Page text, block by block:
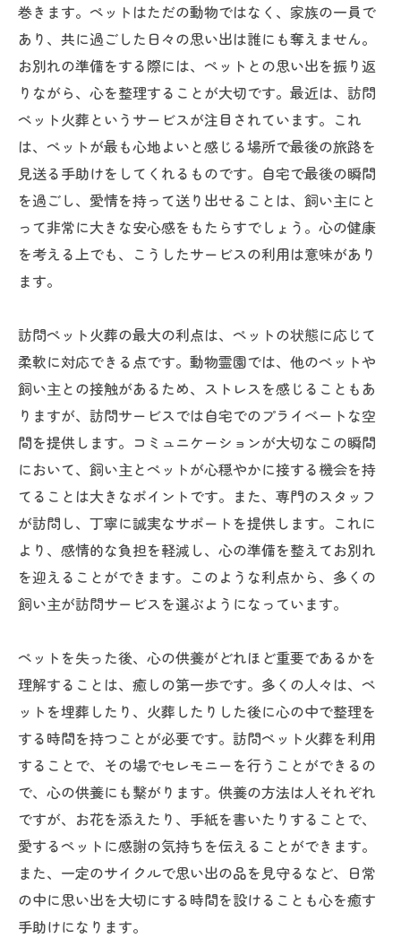
巻きます。ペットはただの動物ではなく、家族の一員で
あり、共に過ごした日々の思い出は誰にも奪えません。
お別れの準備をする際には、ペットとの思い出を振り返
りながら、心を整理することが大切です。最近は、訪問
ペット火葬というサービスが注目されています。これ
は、ペットが最も心地よいと感じる場所で最後の旅路を
見送る手助けをしてくれるものです。自宅で最後の瞬間
を過ごし、愛情を持って送り出せることは、飼い主にと
って非常に大きな安心感をもたらすでしょう。心の健康
を考える上でも、こうしたサービスの利用は意味があり
ます。
訪問ペット火葬の最大の利点は、ペットの状態に応じて
柔軟に対応できる点です。動物霊園では、他のペットや
飼い主との接触があるため、ストレスを感じることもあ
りますが、訪問サービスでは自宅でのプライベートな空
間を提供します。コミュニケーションが大切なこの瞬間
において、飼い主とペットが心穏やかに接する機会を持
てることは大きなポイントです。また、専門のスタッフ
が訪問し、丁寧に誠実なサポートを提供します。これに
より、感情的な負担を軽減し、心の準備を整えてお別れ
を迎えることができます。このような利点から、多くの
飼い主が訪問サービスを選ぶようになっています。
ペットを失った後、心の供養がどれほど重要であるかを
理解することは、癒しの第一歩です。多くの人々は、ペ
ットを埋葬したり、火葬したりした後に心の中で整理を
する時間を持つことが必要です。訪問ペット火葬を利用
することで、その場でセレモニーを行うことができるの
で、心の供養にも繋がります。供養の方法は人それぞれ
ですが、お花を添えたり、手紙を書いたりすることで、
愛するペットに感謝の気持ちを伝えることができます。
また、一定のサイクルで思い出の品を見守るなど、日常
の中に思い出を大切にする時間を設けることも心を癒す
手助けになります。